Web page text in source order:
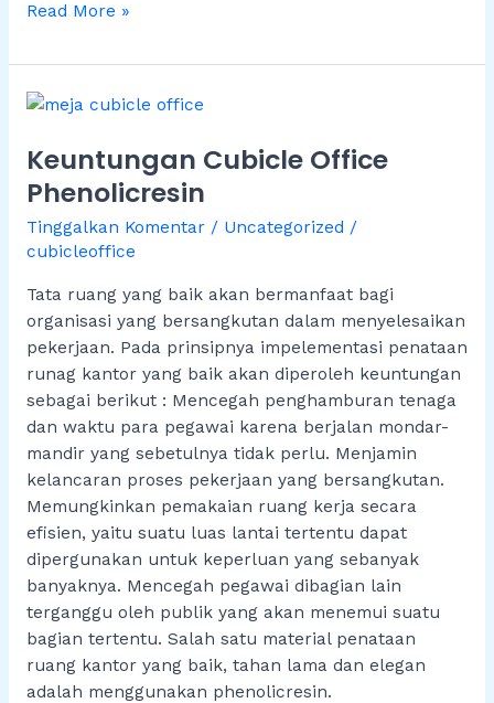
Read More »
Keuntungan Cubicle Office
Phenolicresin
Tinggalkan Komentar / Uncategorized /
cubicleoffice
Tata ruang yang baik akan bermanfaat bagi
organisasi yang bersangkutan dalam menyelesaikan
pekerjaan. Pada prinsipnya impelementasi penataan
runag kantor yang baik akan diperoleh keuntungan
sebagai berikut : Mencegah penghamburan tenaga
dan waktu para pegawai karena berjalan mondar-
mandir yang sebetulnya tidak perlu. Menjamin
kelancaran proses pekerjaan yang bersangkutan.
Memungkinkan pemakaian ruang kerja secara
efisien, yaitu suatu luas lantai tertentu dapat
dipergunakan untuk keperluan yang sebanyak
banyaknya. Mencegah pegawai dibagian lain
terganggu oleh publik yang akan menemui suatu
bagian tertentu. Salah satu material penataan
ruang kantor yang baik, tahan lama dan elegan
adalah menggunakan phenolicresin.
Keuntungan
Office
Phenolicresin